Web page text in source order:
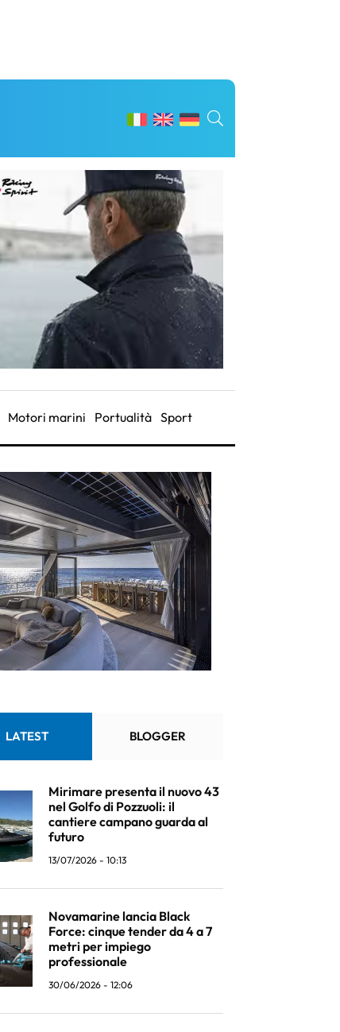
Motori marini Portualità Sport
LATEST BLOGGER
Mirimare presenta il nuovo 43
nel Golfo di Pozzuoli: il
cantiere campano guarda al
futuro
13/07/2026 - 10:13
Novamarine lancia Black
Force: cinque tender da 4 a 7
metri per impiego
professionale
30/06/2026 - 12:06